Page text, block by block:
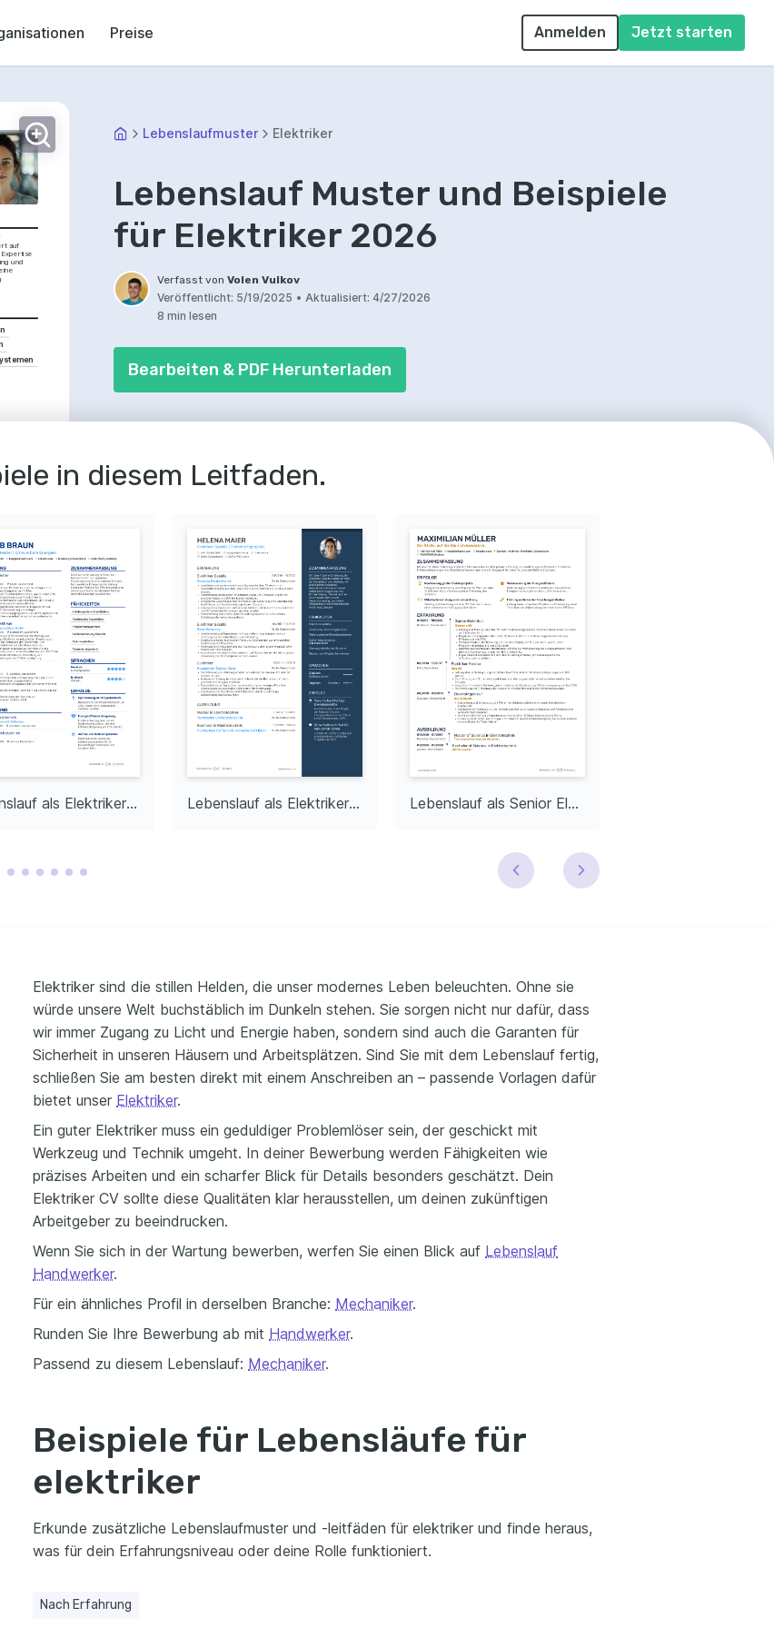
Preise Anmelden Jetzt starten
auf
und
der
einer
um 15%
was
Lebenslaufmuster Elektriker
Lebenslauf Muster und Beispiele
für Elektriker 2026
Verfasst vonVolen Vulkov
Veröffentlicht: 5/19/2025 • Aktualisiert: 4/27/2026
8 min lesen
Bearbeiten & PDF Herunterladen
in diesem Leitfaden.
Lebenslauf als Elektriker Meister Lebenslauf als Elektriker Geselle Lebenslauf als Senior Elektriker
Elektriker sind die stillen Helden, die unser modernes Leben beleuchten. Ohne sie
würde unsere Welt buchstäblich im Dunkeln stehen. Sie sorgen nicht nur dafür, dass
wir immer Zugang zu Licht und Energie haben, sondern sind auch die Garanten für
Sicherheit in unseren Häusern und Arbeitsplätzen. Sind Sie mit dem Lebenslauf fertig,
schließen Sie am besten direkt mit einem Anschreiben an – passende Vorlagen dafür
bietet unser Elektriker.
Ein guter Elektriker muss ein geduldiger Problemlöser sein, der geschickt mit
Werkzeug und Technik umgeht. In deiner Bewerbung werden Fähigkeiten wie
präzises Arbeiten und ein scharfer Blick für Details besonders geschätzt. Dein
Elektriker CV sollte diese Qualitäten klar herausstellen, um deinen zukünftigen
Arbeitgeber zu beeindrucken.
Wenn Sie sich in der Wartung bewerben, werfen Sie einen Blick auf Lebenslauf
Handwerker.
Für ein ähnliches Profil in derselben Branche: Mechaniker.
Runden Sie Ihre Bewerbung ab mit Handwerker.
Passend zu diesem Lebenslauf: Mechaniker.
Beispiele für Lebensläufe für
elektriker
Erkunde zusätzliche Lebenslaufmuster und -leitfäden für elektriker und finde heraus,
was für dein Erfahrungsniveau oder deine Rolle funktioniert.
Nach Erfahrung